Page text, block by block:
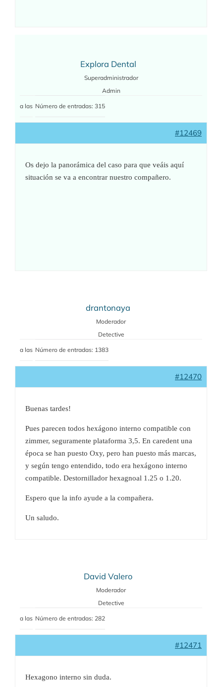
Explora Dental
Superadministrador
Admin
a las Número de entradas: 315
#12469
Os dejo la panorámica del caso para que veáis aquí
situación se va a encontrar nuestro compañero.
drantonaya
Moderador
Detective
a las Número de entradas: 1383
#12470
Buenas tardes!
Pues parecen todos hexágono interno compatible con
zimmer, seguramente plataforma 3,5. En caredent una
época se han puesto Oxy, pero han puesto más marcas,
y según tengo entendido, todo era hexágono interno
compatible. Destornillador hexagnoal 1.25 o 1.20.
Espero que la info ayude a la compañera.
Un saludo.
David Valero
Moderador
Detective
a las Número de entradas: 282
#12471
Hexagono interno sin duda.